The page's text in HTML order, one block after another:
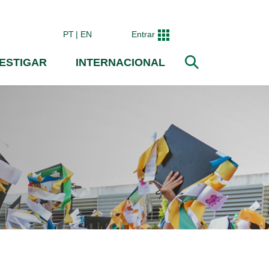
PT EN Entrar
INTERNACIONAL